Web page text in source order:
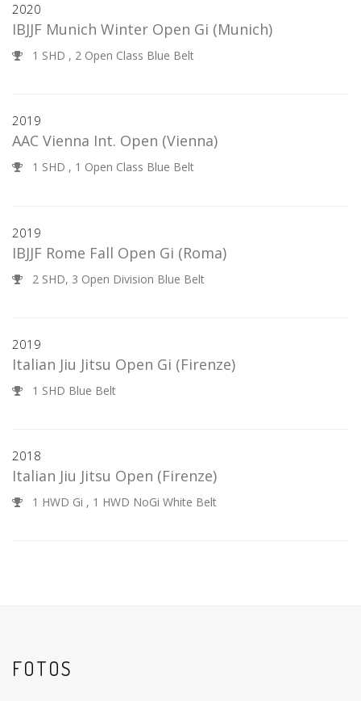
2020
IBJJF Munich Winter Open Gi (Munich)
1 SHD , 2 Open Class Blue Belt
2019
AAC Vienna Int. Open (Vienna)
1 SHD , 1 Open Class Blue Belt
2019
IBJJF Rome Fall Open Gi (Roma)
2 SHD, 3 Open Division Blue Belt
2019
Italian Jiu Jitsu Open Gi (Firenze)
1 SHD Blue Belt
2018
Italian Jiu Jitsu Open (Firenze)
1 HWD Gi , 1 HWD NoGi White Belt
FOTOS